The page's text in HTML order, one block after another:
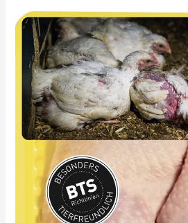
était
question
d’Aymeric
Caron
pas
de
Game
Thrones